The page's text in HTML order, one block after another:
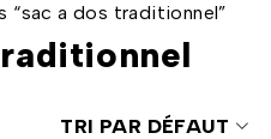
a dos traditionnel”
TRI PAR DÉFAUT